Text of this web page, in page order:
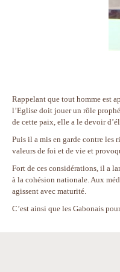
Rappelant que tout homme est
l’Eglise doit jouer un rôle
de cette paix, elle a le devoir
Puis il a mis en garde contre les
valeurs de foi et de vie et
Fort de ces considérations, il a
à la cohésion nationale. Aux
agissent avec maturité.
C’est ainsi que les Gabonais